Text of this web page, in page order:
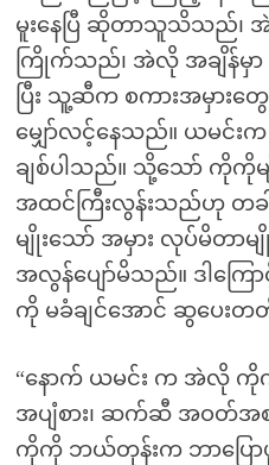
မူးနေပြီ ဆိုတာသူသိသည်၊
ကြိုက်သည်၊ အဲလို အချိန်မှာ
ပြီး သူ့ဆီက စကားအမှား
မျှော်လင့်နေသည်။ ယမင်
ချစ်ပါသည်။ သို့သော် ကို
အထင်ကြီးလွန်းသည်ဟု တ
မျိုးသော် အမှား လုပ်မိတာ
အလွန်ပျော်မိသည်။ ဒါကြေ
ကို မခံချင်အောင် ဆွပေး
“နောက် ယမင်း က အဲလို ကို
အပျံစား၊ ဆက်ဆီ အဝတ်အ
ကိုကို ဘယ်တုန်းက ဘာပြော